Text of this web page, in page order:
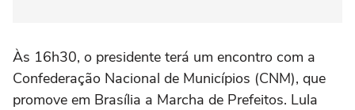
Às 16h30, o presidente terá um encontro com a
Confederação Nacional de Municípios (CNM), que
promove em Brasília a Marcha de Prefeitos. Lula